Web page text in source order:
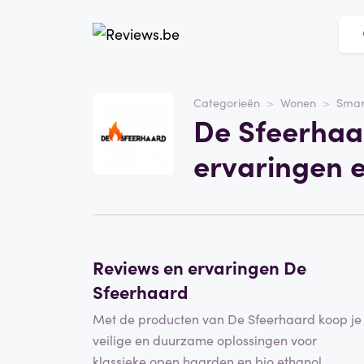
Categorieën Wonen
De
ervaringen
De Sfeerhaard
Categorie
Wonen
Schrijf een beoordeling
Reviews en ervaringen De
Sfeerhaard
Met de producten van De Sfeerhaard koop je
veilige en duurzame oplossingen voor